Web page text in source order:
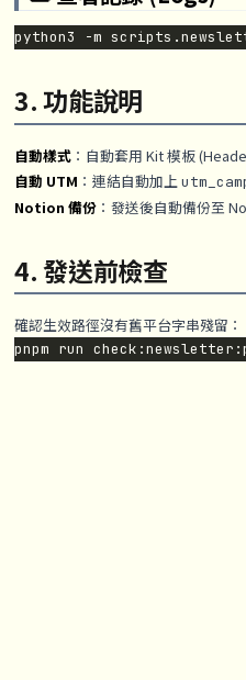
3. 功能說明
自動樣式：自動套用 Kit 模板
自動 UTM ：連結自動加上
Notion 備份：發送後自動備份至
4. 發送前檢查
確認生效路徑沒有舊平台字串殘留：